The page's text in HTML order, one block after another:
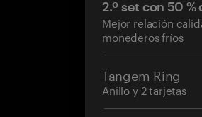
2.º set con 50
Mejor relación
monederos fríos
Tangem Ring
Anillo y 2 tarjetas